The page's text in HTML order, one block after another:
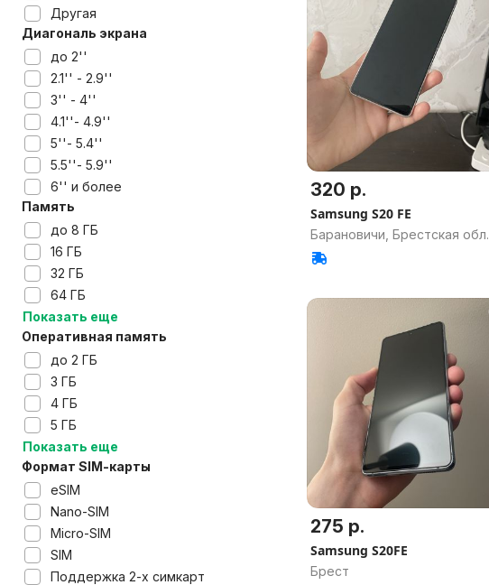
Другая
Диагональ экрана
до 2''
2.1'' - 2.9''
3'' - 4''
4.1''- 4.9''
5''- 5.4''
5.5''- 5.9''
6'' и более
Память
до 8 ГБ
16 ГБ
32 ГБ
64 ГБ
Показать еще
Оперативная память
до 2 ГБ
3 ГБ
4 ГБ
5 ГБ
Показать еще
Формат SIM-карты
eSIM
Nano-SIM
Micro-SIM
SIM
Поддержка 2-х симкарт
320 р.
Samsung S20 FE
Барановичи, Брестская обл.
275 р.
Samsung S20FE
Брест